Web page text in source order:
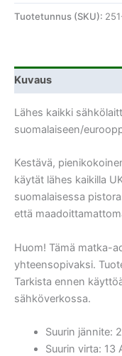
Tuotetunnus (SKU):
Kuvaus
Lähes kaikki
suomalaiseen/
Kestävä,
käytät lähes kaikilla
suomalaisessa
että
Huom! Tämä matka-
yhteensopivaksi.
Tarkista ennen
sähköverkossa.
Suurin jännite:
Suurin virta: 13